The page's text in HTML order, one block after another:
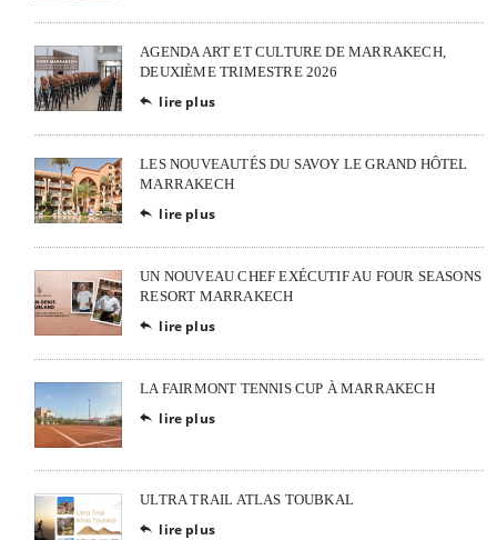
AGENDA ART ET CULTURE DE MARRAKECH,
DEUXIÈME TRIMESTRE 2026
 lire plus
LES NOUVEAUTÉS DU SAVOY LE GRAND HÔTEL
MARRAKECH
 lire plus
UN NOUVEAU CHEF EXÉCUTIF AU FOUR SEASONS
RESORT MARRAKECH
 lire plus
LA FAIRMONT TENNIS CUP À MARRAKECH
 lire plus
ULTRA TRAIL ATLAS TOUBKAL
 lire plus